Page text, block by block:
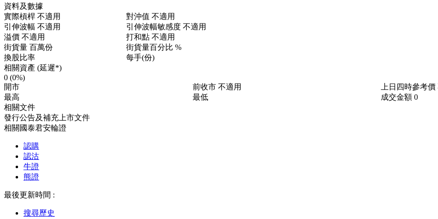
資料及數據
實際槓桿 不適用 對沖值 不適用
引伸波幅 不適用 引伸波幅敏感度 不適用
溢價 不適用 打和點 不適用
街貨量 百萬份 街貨量百分比 %
換股比率
每手(份)
相關資產 (延遲*)
0 (0%)
開市
前收市 不適用 上日四時參考價
最高
最低 成交金額 0
相關文件
發行公告及補充上市文件
相關國泰君安輪證
認購
認沽
牛證
熊證
最後更新時間 :
搜尋歷史